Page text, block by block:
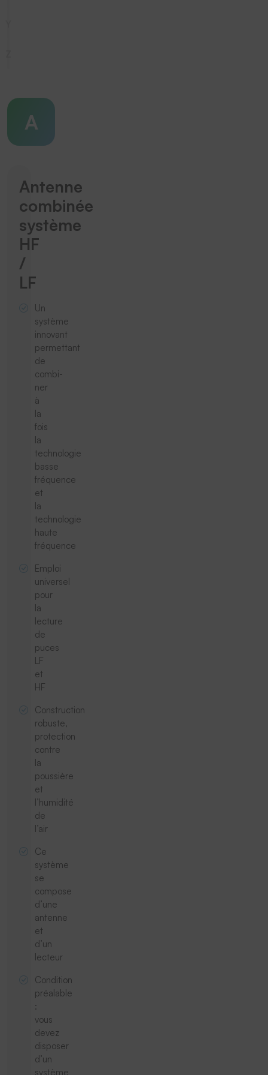
A
Antenne
combinée
système
HF
/
LF
Un
système
innovant
permettant
de
combi-
ner
à
la
fois
la
technologie
basse
fréquence
et
la
technologie
haute
fréquence
Emploi
universel
pour
la
lecture
de
puces
LF
et
HF
Construction
robuste,
protection
contre
la
poussière
et
l’humidité
de
l’air
Ce
système
se
compose
d’une
antenne
et
d’un
lecteur
Condition
préalable
:
vous
devez
disposer
d’un
système